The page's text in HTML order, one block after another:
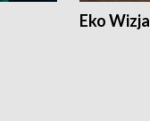
Eko Wizja